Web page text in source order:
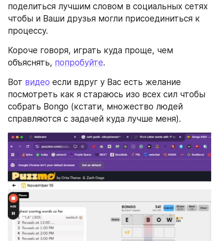
поделиться лучшим словом в социальных сетях
чтобы и Ваши друзья могли присоединиться к
процессу.
Короче говоря, играть куда проще, чем
объяснять, попробуйте.
Вот видео если вдруг у Вас есть желание
посмотреть как я стараюсь изо всех сил чтобы
собрать Bongo (кстати, множество людей
справляются с задачей куда лучше меня).